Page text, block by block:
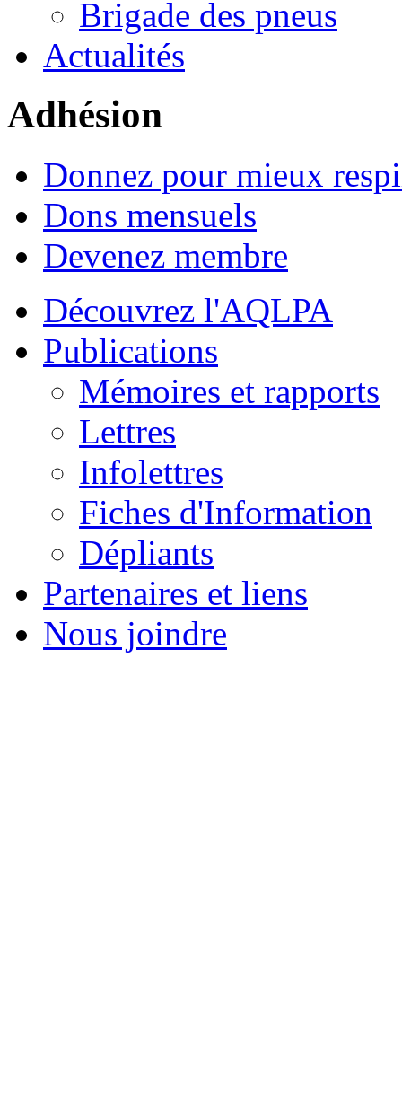
Brigade des pneus
Actualités
Adhésion
Donnez pour mieux
Dons mensuels
Devenez membre
Découvrez l'AQLPA
Publications
Mémoires et rapports
Lettres
Infolettres
Fiches d'Information
Dépliants
Partenaires et liens
Nous joindre